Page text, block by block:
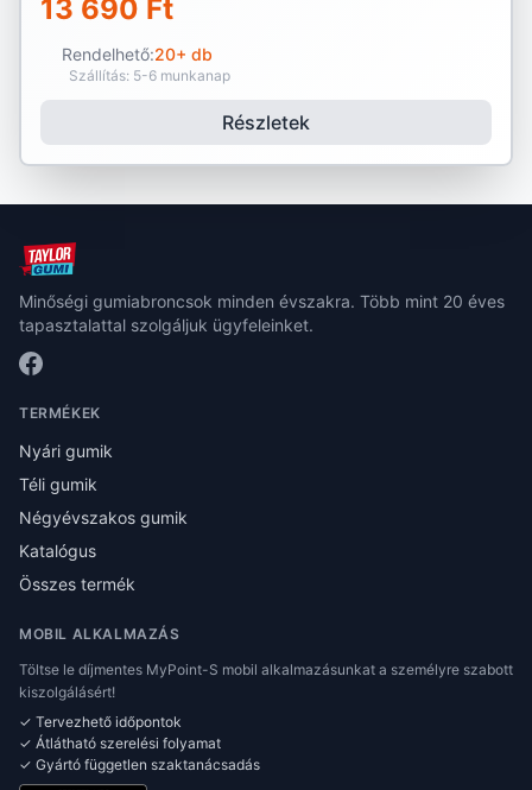
13 690 Ft
Rendelhető:20+ db
Szállítás: 5-6 munkanap
Részletek
Minőségi gumiabroncsok minden évszakra. Több mint 20 éves
tapasztalattal szolgáljuk ügyfeleinket.
TERMÉKEK
Nyári gumik
Téli gumik
Négyévszakos gumik
Katalógus
Összes termék
MOBIL ALKALMAZÁS
Töltse le díjmentes MyPoint-S mobil alkalmazásunkat a személyre szabott
kiszolgálásért!
✓ Tervezhető időpontok
✓ Átlátható szerelési folyamat
✓ Gyártó független szaktanácsadás